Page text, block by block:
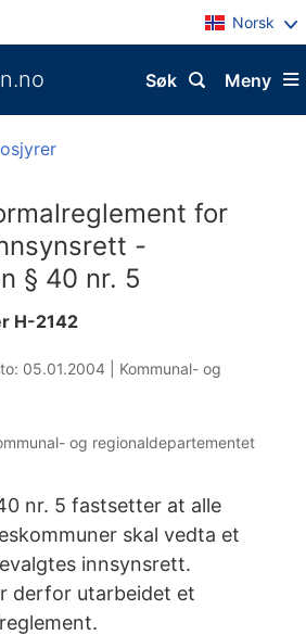
Norsk
Meny
Søk
for
-
§ 40 nr. 5
H-2142
05.01.2004
Kommunal- og
og regionaldepartementet
nr. 5 fastsetter at alle
skal vedta et
innsynsrett.
derfor utarbeidet et